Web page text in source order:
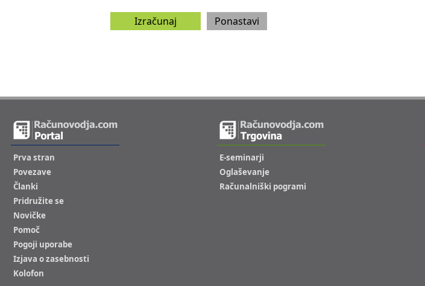
Prva stran
Povezave
Članki
Pridružite se
Novičke
Pomoč
Pogoji uporabe
Izjava o zasebnosti
Kolofon
E-seminarji
Oglaševanje
Računalniški pogrami